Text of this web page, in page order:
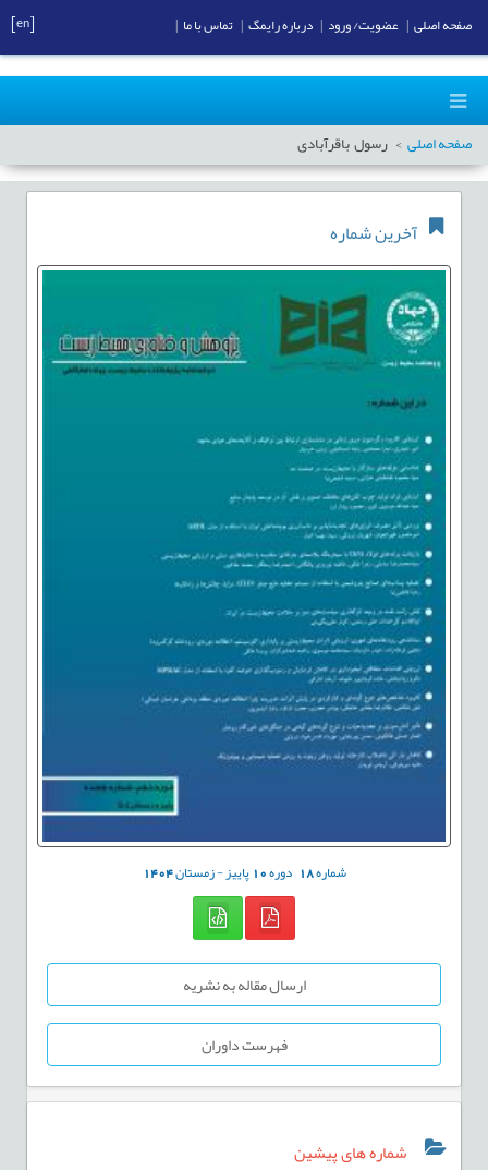
صفحه اصلی رسول باقرآبادی
آخرین شماره
شماره18 دوره10پاییز - زمستان1404
ارسال مقاله به نشریه
فهرست داوران
شماره های پیشین
صفحه اصلی عضویت/ ورود درباره رایمگ تماس با ما